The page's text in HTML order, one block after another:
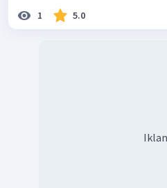
1 5.0
Iklan